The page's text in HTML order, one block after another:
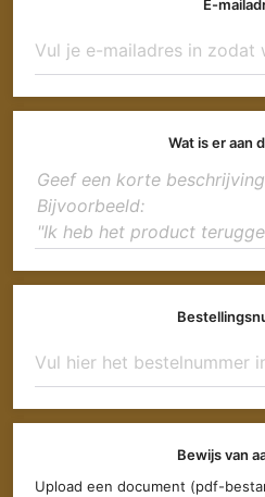
E-
Wat is er aan
Bewijs van
Upload een document (pdf-